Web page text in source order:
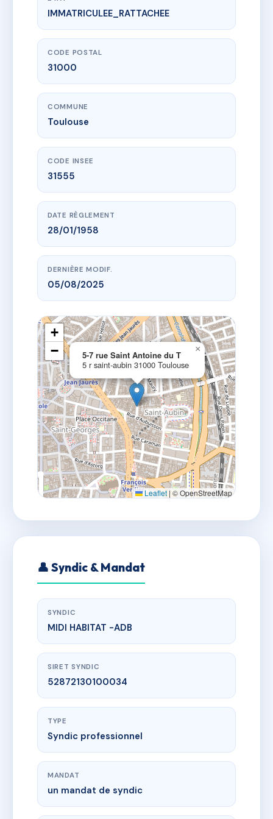
www.vme.plus/AC6509608
5-7 rue Saint Antoine du T
5 r saint-aubin
IMMATRICULEE_RATTACHEE
CODE POSTAL
31000
COMMUNE
Toulouse
CODE INSEE
31555
DATE RÈGLEMENT
28/01/1958
DERNIÈRE MODIF.
05/08/2025
5-7 rue Saint Antoine du T
5 r saint-aubin 31000 Toulouse
×
+
−
Leaflet|© OpenStreetMap
👤 Syndic & Mandat
SYNDIC
MIDI HABITAT -ADB
SIRET SYNDIC
52872130100034
TYPE
Syndic professionnel
MANDAT
un mandat de syndic